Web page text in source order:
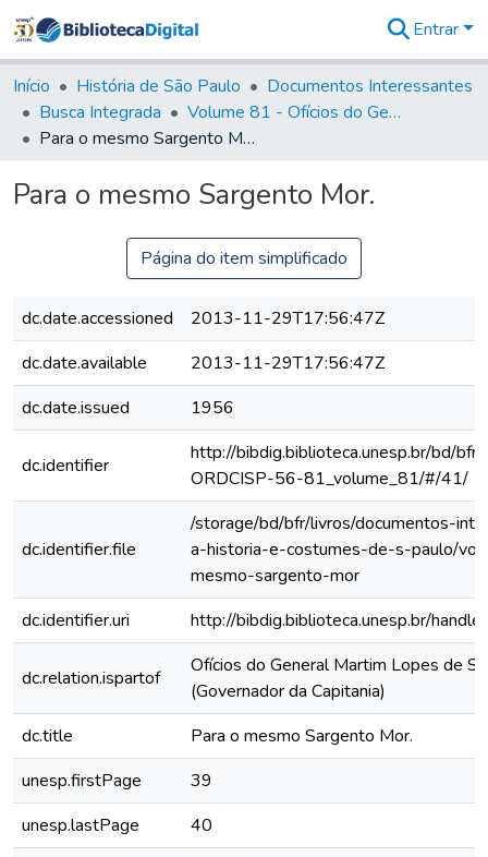
&
Coleções
Tudo na
Biblioteca
Estatísticas
Entrar
Início História de São Paulo
Documentos Interessantes
Busca Integrada
Volume 81 - Ofícios do General Martim Lopes de Saldanha (Governador da Capitania)
Para o mesmo Sargento Mor.
Para o mesmo Sargento Mor.
Página do item simplificado
dc.date.accessioned
2013-11-29T17:56:47Z
dc.date.available
2013-11-29T17:56:47Z
dc.date.issued
1956
dc.identifier
http://bibdig.biblioteca.unesp.br/bd/
ORDCISP-56-81_volume_81/#/41/
dc.identifier.file
/storage/bd/bfr/livros/documentos-
a-historia-e-costumes-de-s-paulo/
mesmo-sargento-mor
dc.identifier.uri
http://bibdig.biblioteca.unesp.br/
dc.relation.ispartof
Ofícios do General Martim Lopes de
(Governador da Capitania)
dc.title
Para o mesmo Sargento Mor.
unesp.firstPage
39
unesp.lastPage
40